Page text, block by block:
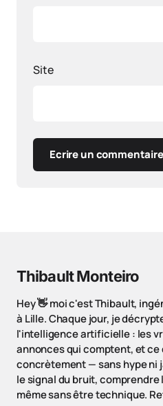
Site
Ecrire un commentaire
Thibault Monteiro
Hey 👋 moi c'est Thibault,
à Lille. Chaque jour, je
l'intelligence artificielle : les
annonces qui comptent, et ce
concrètement — sans hype ni
le signal du bruit, comprendre
même sans être technique.